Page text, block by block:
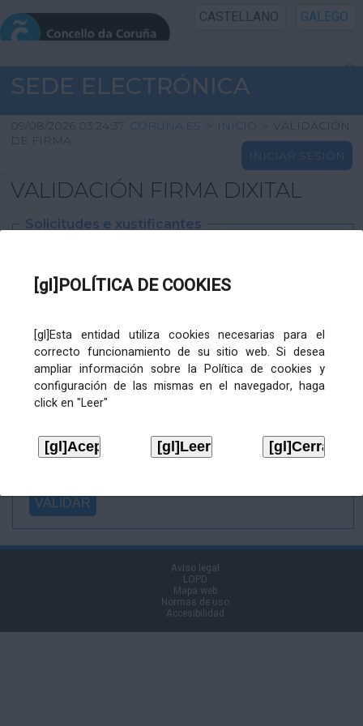
[gl]POLÍTICA DE COOKIES
[gl]Esta entidad utiliza cookies necesarias para el
correcto funcionamiento de su sitio web. Si desea
ampliar información sobre la Política de cookies y
configuración de las mismas en el navegador, haga
click en "Leer"
CASTELLANO GALEGO
INICIO SEDE
INICIO
INFORMACIÓN PÚBLICA
SEDE ELECTRÓNICA
09/08/2026 03:24:37 CORUNA.ES > INICIO >
VALIDACIÓN
DE FIRMA
INICIAR SESIÓN
VALIDACIÓN FIRMA DIXITAL
Solicitudes e xustificantes
XML
Ficheiros varios
Ficheiro
asinado:
firma (.p7s):
Aviso legal
LOPD
Mapa web
Normas de uso
Accesibilidad